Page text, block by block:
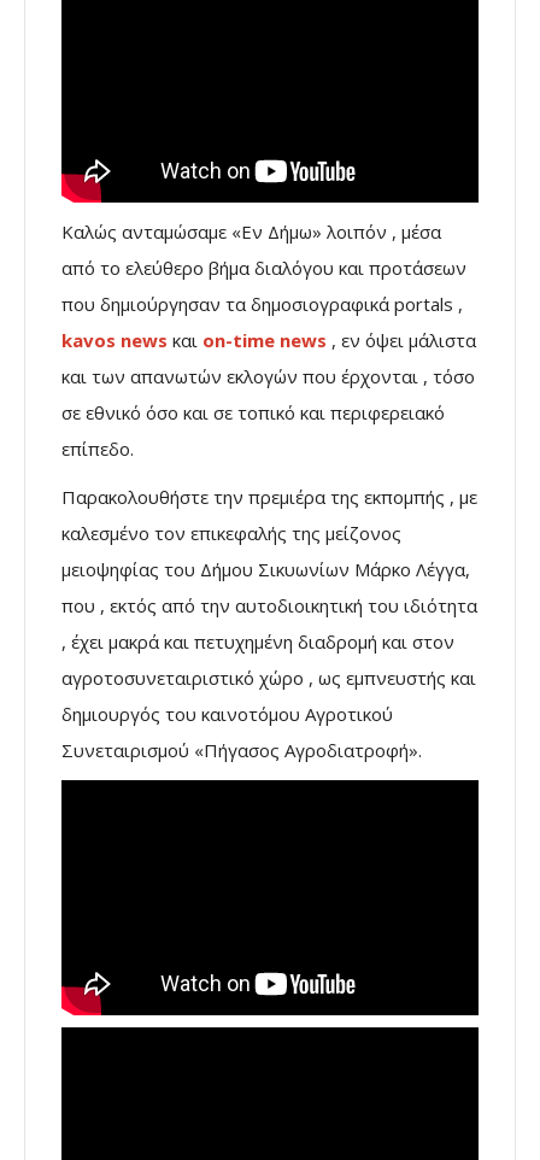
Καλώς ανταμώσαμε «Εν Δήμω» λοιπόν , μέσα
από το ελεύθερο βήμα διαλόγου και προτάσεων
που δημιούργησαν τα δημοσιογραφικά portals ,
kavos news και on-time news , εν όψει μάλιστα
και των απανωτών εκλογών που έρχονται , τόσο
σε εθνικό όσο και σε τοπικό και περιφερειακό
επίπεδο.
Παρακολουθήστε την πρεμιέρα της εκπομπής , με
καλεσμένο τον επικεφαλής της μείζονος
μειοψηφίας του Δήμου Σικυωνίων Μάρκο Λέγγα,
που , εκτός από την αυτοδιοικητική του ιδιότητα
, έχει μακρά και πετυχημένη διαδρομή και στον
αγροτοσυνεταιριστικό χώρο , ως εμπνευστής και
δημιουργός του καινοτόμου Αγροτικού
Συνεταιρισμού «Πήγασος Αγροδιατροφή».